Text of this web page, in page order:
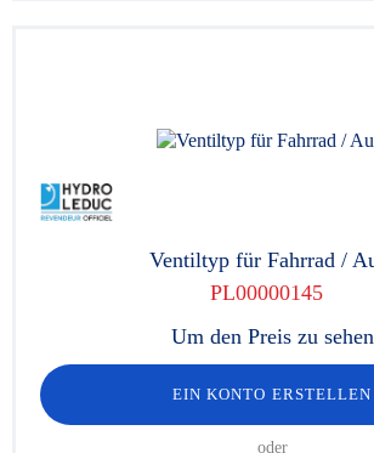
Ventiltyp für Fahrrad /
PL00000145
Um den Preis zu sehen
EIN KONTO ERSTELLEN
oder